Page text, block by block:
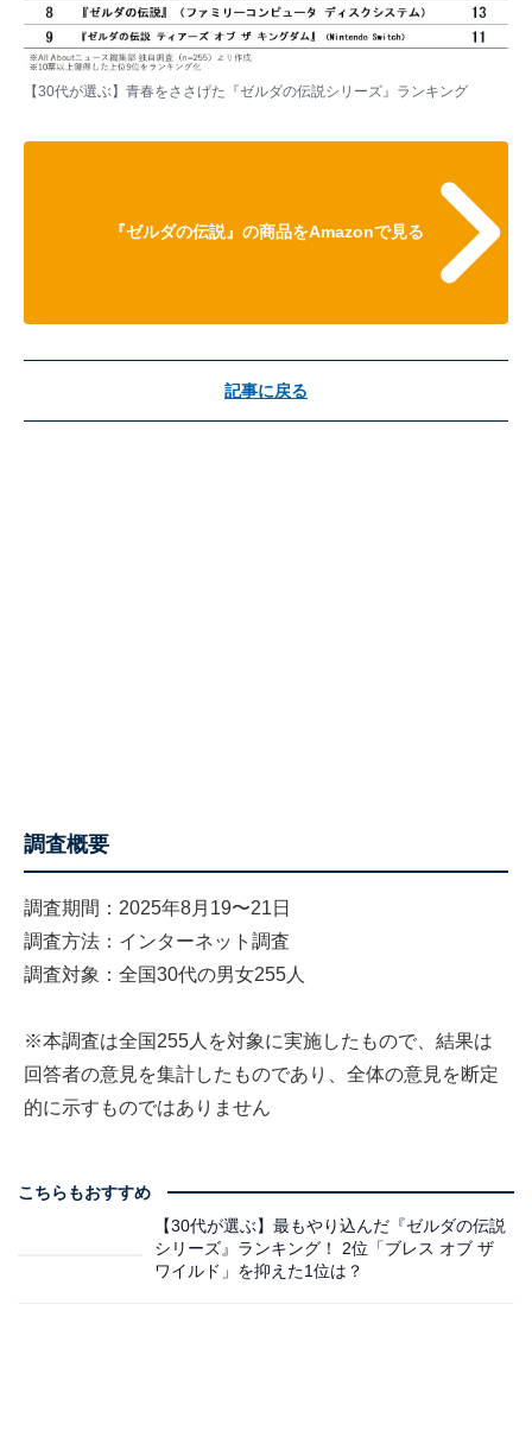
【30代が選ぶ】青春をささげた『ゼルダの伝説シリーズ』ランキング
『ゼルダの伝説』の商品をAmazonで見る
記事に戻る
調査概要
調査期間：2025年8月19〜21日
調査方法：インターネット調査
調査対象：全国30代の男女255人
※本調査は全国255人を対象に実施したもので、結果は
回答者の意見を集計したものであり、全体の意見を断定
的に示すものではありません
こちらもおすすめ
【30代が選ぶ】最もやり込んだ『ゼルダの伝説
シリーズ』ランキング！ 2位「ブレス オブ ザ
ワイルド」を抑えた1位は？